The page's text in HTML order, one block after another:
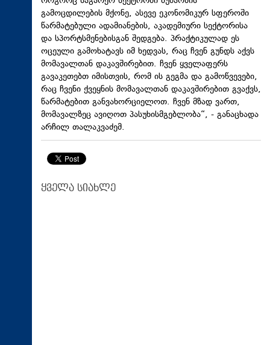
გამოცდილების მქონე, ასევე ეკონომიკურ სფეროში
წარმატებული ადამიანების, აკადემიური სექტორისა
და სპორტსმენებისგან შედგება. პრაქტიკულად ეს
ოცეული გამოხატავს იმ ხედვას, რაც ჩვენ გუნდს აქვს
მომავალთან დაკავშირებით. ჩვენ ყველაფერს
გავაკეთებთ იმისთვის, რომ ის გეგმა და გამოწვევები,
რაც ჩვენი ქვეყნის მომავალთან დაკავშირებით გვაქვს,
წარმატებით განვახორციელოთ. ჩვენ მზად ვართ,
მომავალზეც ავიღოთ პასუხისმგებლობა“, - განაცხადა
არჩილ თალაკვაძემ.
ყველა სიახლე